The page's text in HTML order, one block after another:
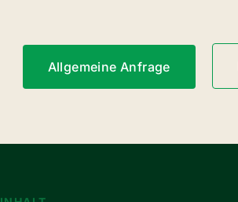
Allgemeine Anfrage